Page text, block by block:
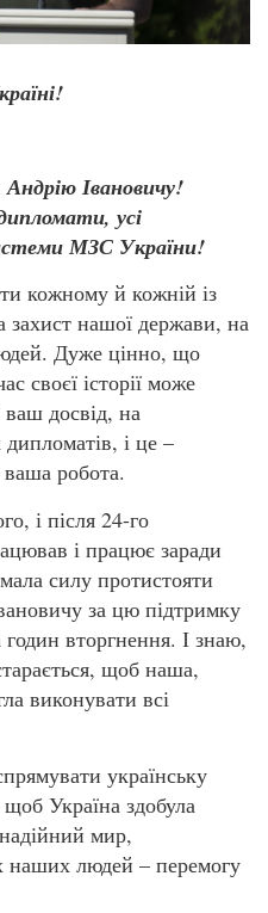
Івановичу!
усі
МЗС України!
кожному й кожній із
захист нашої держави, на
Дуже цінно, що
своєї історії може
досвід, на
дипломатів, і це –
робота.
і після 24-го
і працює заради
силу протистояти
за цю підтримку
вторгнення. І знаю,
щоб наша,
виконувати всі
українську
Україна здобула
мир,
наших людей – перемогу